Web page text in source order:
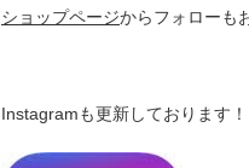
ショップページからフォローも
Instagramも更新しております！